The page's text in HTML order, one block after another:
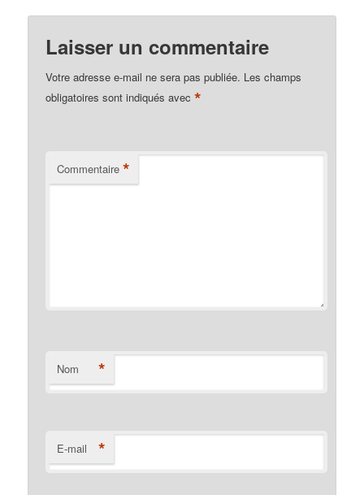
Laisser un commentaire
Votre adresse e-mail ne sera pas publiée. Les champs
obligatoires sont indiqués avec*
Commentaire *
Nom *
E-mail *